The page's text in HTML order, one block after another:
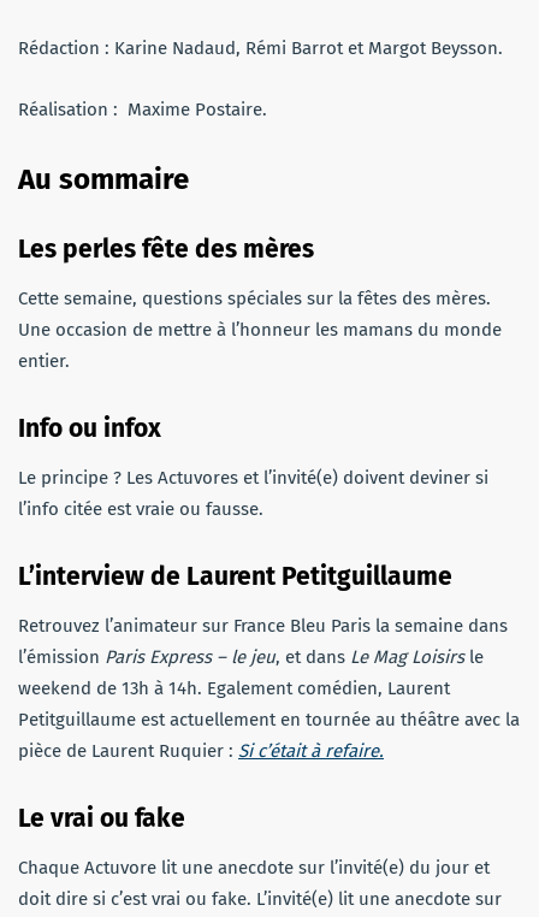
Rédaction : Karine Nadaud, Rémi Barrot et Margot Beysson.
Réalisation : Maxime Postaire.
Au sommaire
Les perlesfête des mères
Cette semaine, questions spéciales sur la fêtes des mères.
Une occasion de mettre à l’honneur les mamans du monde
entier.
Info ou infox
Le principe ? Les Actuvores et l’invité(e) doivent deviner si
l’info citée est vraie ou fausse.
L’interviewde Laurent Petitguillaume
Retrouvez l’animateur sur France Bleu Paris la semaine dans
l’émission Paris Express – le jeu, et dans Le Mag Loisirsle
weekend de 13h à 14h. Egalement comédien, Laurent
Petitguillaume est actuellement en tournée au théâtre avec la
pièce de Laurent Ruquier : Si c’était à refaire.
Le vrai ou fake
Chaque Actuvore lit une anecdote sur l’invité(e) du jour et
doit dire si c’est vrai ou fake. L’invité(e) lit une anecdote sur